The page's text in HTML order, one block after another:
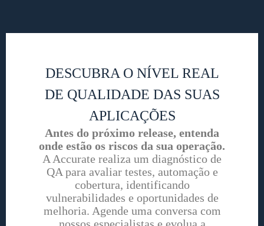
DESCUBRA O NÍVEL REAL
DE QUALIDADE DAS SUAS
APLICAÇÕES
Antes do próximo release, entenda
onde estão os riscos da sua operação.
A Accurate realiza um diagnóstico de
QA para avaliar testes, automação e
cobertura, identificando
vulnerabilidades e oportunidades de
melhoria. Agende uma conversa com